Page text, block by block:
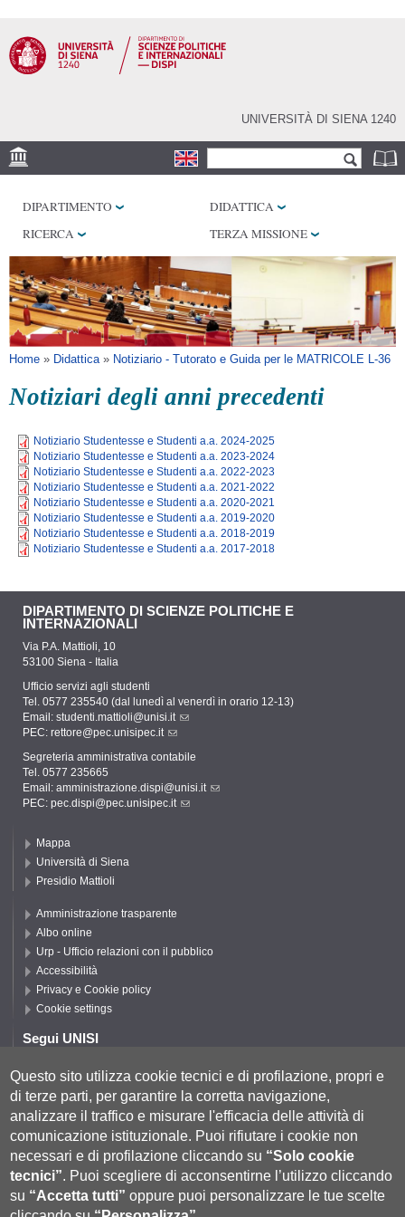
contenuto
principale
UNIVERSITÀ DI SIENA 1240
Form di ricerca
LABORATORI
BIBLIOTECHE
SERVIZI
DIPARTIMENTO
DIDATTICA
RICERCA
TERZA MISSIONE
Tu sei qui
Home » Didattica » Notiziario - Tutorato e Guida per le MATRICOLE L-36
Notiziari degli anni precedenti
Notiziario Studentesse e Studenti a.a. 2024-2025
Notiziario Studentesse e Studenti a.a. 2023-2024
Notiziario Studentesse e Studenti a.a. 2022-2023
Notiziario Studentesse e Studenti a.a. 2021-2022
Notiziario Studentesse e Studenti a.a. 2020-2021
Notiziario Studentesse e Studenti a.a. 2019-2020
Notiziario Studentesse e Studenti a.a. 2018-2019
Notiziario Studentesse e Studenti a.a. 2017-2018
DIPARTIMENTO DI SCIENZE POLITICHE E
INTERNAZIONALI
Via P.A. Mattioli, 10
53100 Siena - Italia
Ufficio servizi agli studenti
Tel. 0577 235540 (dal lunedì al venerdì in orario 12-13)
Email: studenti.mattioli@unisi.it
PEC: rettore@pec.unisipec.it
Segreteria amministrativa contabile
Tel. 0577 235665
Email: amministrazione.dispi@unisi.it
PEC: pec.dispi@pec.unisipec.it
Mappa
Università di Siena
Presidio Mattioli
Amministrazione trasparente
Albo online
Urp - Ufficio relazioni con il pubblico
Accessibilità
Privacy e Cookie policy
Cookie settings
Segui UNISI
Segui DISPI
Questo sito utilizza cookie tecnici e di profilazione, propri e
di terze parti, per garantire la corretta navigazione,
analizzare il traffico e misurare l'efficacia delle attività di
comunicazione istituzionale. Puoi rifiutare i cookie non
necessari e di profilazione cliccando su “Solo cookie
tecnici”. Puoi scegliere di acconsentirne l’utilizzo cliccando
su “Accetta tutti” oppure puoi personalizzare le tue scelte